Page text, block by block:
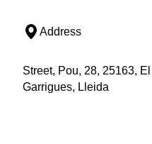
Address
Street, Pou, 28, 25163,
Garrigues, Lleida